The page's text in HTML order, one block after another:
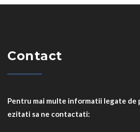
Contact
Pentru mai multe informatii legate de
ezitati sa ne contactati: